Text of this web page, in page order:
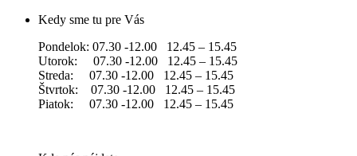
Kedy sme tu pre Vás
Pondelok: 07.30 -12.00 12.45 – 15.45
Utorok: 07.30 -12.00 12.45 – 15.45
Streda: 07.30 -12.00 12.45 – 15.45
Štvrtok: 07.30 -12.00 12.45 – 15.45
Piatok: 07.30 -12.00 12.45 – 15.45